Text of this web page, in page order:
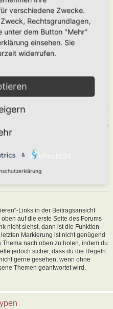
Beitrags, um diesen zu melden.
geführt.
beim Schreiben eines Beitrags?
speichern und zu einem
Den gesicherten Beitrag
verwalten“ in deinem
werden?
haben, dass in dem Forum, in dem
zuerst geprüft werden müssen. Es
zu einer Gruppe von Benutzern
erst begutachten möchte, bevor sie
die Board-Administration, wenn
Links in der Beitragsansicht
auf die erste Seite des Forums
nicht siehst, dann ist die Funktion
Markierung ist nicht genügend
nach oben zu holen, indem du
jedoch sicher, dass du die Regeln
gerne gesehen, wenn ohne
Themen geantwortet wird.
verschiedene Zwecke.
Rechtsgrundlagen,
unter dem Button "Mehr"
einsehen. Sie
widerrufen.
&